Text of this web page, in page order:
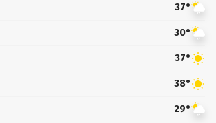
37°
30°
37°
38°
29°